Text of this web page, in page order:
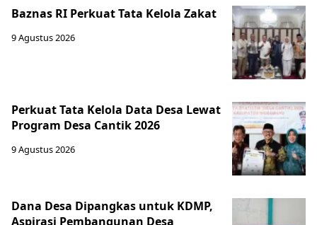
Baznas RI Perkuat Tata Kelola Zakat
9 Agustus 2026
Perkuat Tata Kelola Data Desa Lewat
Program Desa Cantik 2026
9 Agustus 2026
Dana Desa Dipangkas untuk KDMP,
Aspirasi Pembangunan Desa